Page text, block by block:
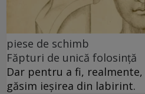
piese de schimb
Făpturi de unică folosință
Dar pentru a fi,
găsim ieșirea din labirint.